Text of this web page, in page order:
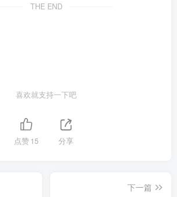
THE END
喜欢就支持一下吧
点赞15 分享
下一篇